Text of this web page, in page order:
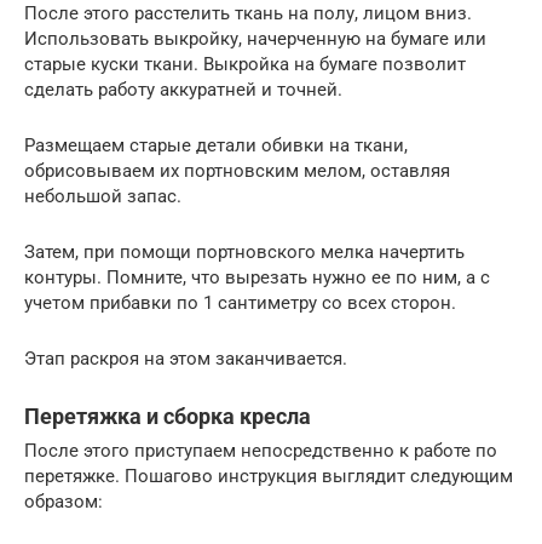
После этого расстелить ткань на полу, лицом вниз.
Использовать выкройку, начерченную на бумаге или
старые куски ткани. Выкройка на бумаге позволит
сделать работу аккуратней и точней.
Размещаем старые детали обивки на ткани,
обрисовываем их портновским мелом, оставляя
небольшой запас.
Затем, при помощи портновского мелка начертить
контуры. Помните, что вырезать нужно ее по ним, а с
учетом прибавки по 1 сантиметру со всех сторон.
Этап раскроя на этом заканчивается.
Перетяжка и сборка кресла
После этого приступаем непосредственно к работе по
перетяжке. Пошагово инструкция выглядит следующим
образом: